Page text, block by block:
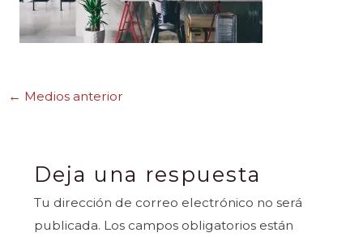
← Medios anterior
Deja una respuesta
Tu dirección de correo electrónico no será
publicada. Los campos obligatorios están